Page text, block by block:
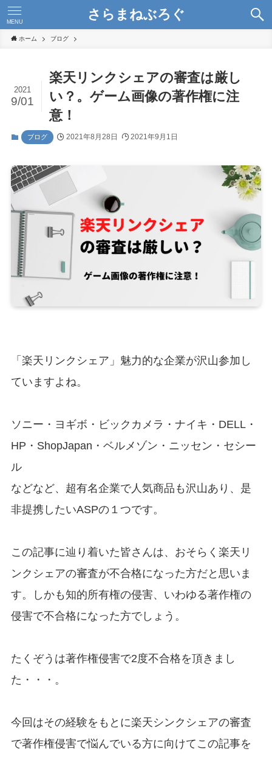
さらまねぶろぐ
MENU
ホーム ブログ
楽天リンクシェアの審査は厳し
い？。ゲーム画像の著作権に注
意！
2021
9/01
ブログ 2021年8月28日 2021年9月1日
「楽天リンクシェア」魅力的な企業が沢山参加し
ていますよね。
ソニー・ヨギボ・ビックカメラ・ナイキ・DELL・
HP・ShopJapan・ベルメゾン・ニッセン・セシー
ル
などなど、超有名企業で人気商品も沢山あり、是
非提携したいASPの１つです。
この記事に辿り着いた皆さんは、おそらく楽天リ
ンクシェアの審査が不合格になった方だと思いま
す。しかも知的所有権の侵害、いわゆる著作権の
侵害で不合格になった方でしょう。
たくぞうは著作権侵害で2度不合格を頂きまし
た・・・。
今回はその経験をもとに楽天シンクシェアの審査
で著作権侵害で悩んでいる方に向けてこの記事を